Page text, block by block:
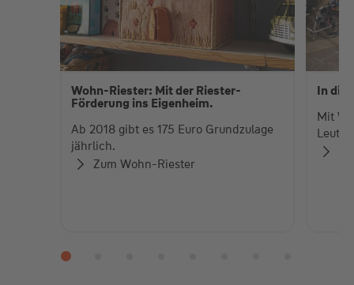
Wohn-Riester: Mit der Riester-
Förderung ins Eigenheim.
Ab 2018 gibt es 175 Euro Grundzulage
jährlich.
Zum Wohn-Riester
In die
Mit
Leute.